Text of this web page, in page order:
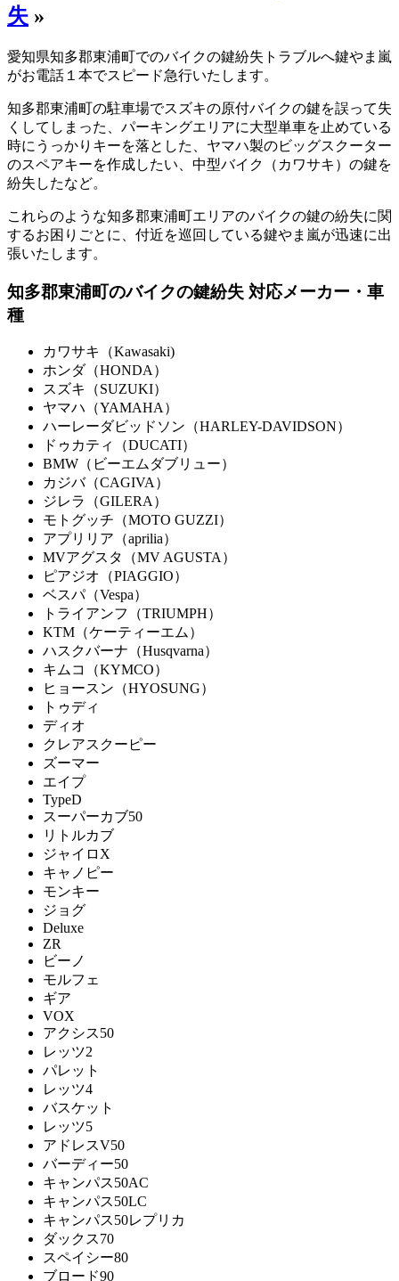
失 »
愛知県知多郡東浦町でのバイクの鍵紛失トラブルへ鍵やま嵐
がお電話１本でスピード急行いたします。
知多郡東浦町の駐車場でスズキの原付バイクの鍵を誤って失
くしてしまった、パーキングエリアに大型単車を止めている
時にうっかりキーを落とした、ヤマハ製のビッグスクーター
のスペアキーを作成したい、中型バイク（カワサキ）の鍵を
紛失したなど。
これらのような知多郡東浦町エリアのバイクの鍵の紛失に関
するお困りごとに、付近を巡回している鍵やま嵐が迅速に出
張いたします。
知多郡東浦町のバイクの鍵紛失 対応メーカー・車
種
カワサキ（Kawasaki)
ホンダ（HONDA）
スズキ（SUZUKI）
ヤマハ（YAMAHA）
ハーレーダビッドソン（HARLEY-DAVIDSON）
ドゥカティ（DUCATI）
BMW（ビーエムダブリュー）
カジバ（CAGIVA）
ジレラ（GILERA）
モトグッチ（MOTO GUZZI）
アプリリア（aprilia）
MVアグスタ（MV AGUSTA）
ピアジオ（PIAGGIO）
ベスパ（Vespa）
トライアンフ（TRIUMPH）
KTM（ケーティーエム）
ハスクバーナ（Husqvarna）
キムコ（KYMCO）
ヒョースン（HYOSUNG）
トゥディ
ディオ
クレアスクーピー
ズーマー
エイプ
TypeD
スーパーカブ50
リトルカブ
ジャイロX
キャノピー
モンキー
ジョグ
Deluxe
ZR
ビーノ
モルフェ
ギア
VOX
アクシス50
レッツ2
パレット
レッツ4
バスケット
レッツ5
アドレスV50
バーディー50
キャンパス50AC
キャンパス50LC
キャンパス50レプリカ
ダックス70
スペイシー80
ブロード90